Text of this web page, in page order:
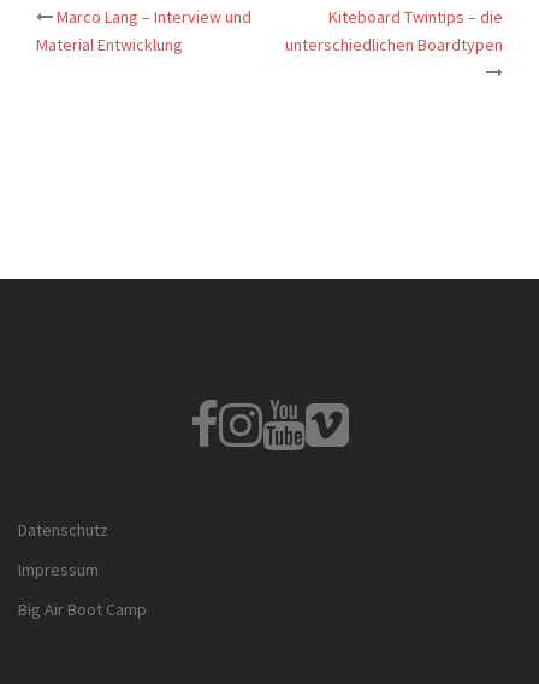
Post
navigation
Marco Lang – Interview und
Material Entwicklung
Kiteboard Twintips – die
unterschiedlichen Boardtypen
Fb Instagram
YoutubeVimeo
Datenschutz
Impressum
Big Air Boot Camp